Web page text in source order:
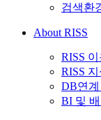
검색환
About RISS
RISS
RISS 지
DB연
BI 및